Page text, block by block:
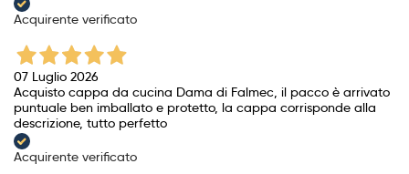
Acquirente verificato
07 Luglio 2026
Acquisto cappa da cucina Dama di Falmec, il pacco è arrivato
puntuale ben imballato e protetto, la cappa corrisponde alla
descrizione, tutto perfetto
Acquirente verificato